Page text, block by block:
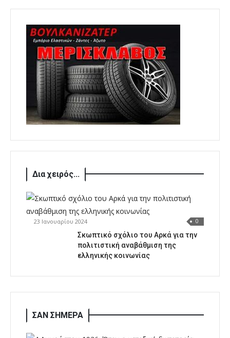
Δια χειρός...
23 Ιανουαρίου 2024 0
Σκωπτικό σχόλιο του Αρκά για την
πολιτιστική αναβάθμιση της
ελληνικής κοινωνίας
ΣΑΝ ΣΗΜΕΡΑ